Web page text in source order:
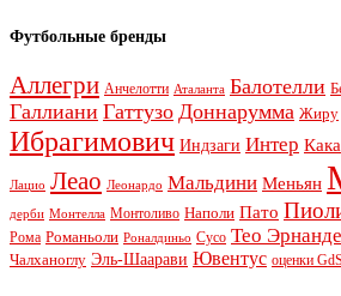
Футбольные бренды
Аллегри Анчелотти Аталанта Балотелли
Галлиани Гаттузо Доннарумма Жиру
Ибрагимович Индзаги Интер Кака
Лацио Леао Леонардо Мальдини Меньян
дерби Монтелла Монтоливо Наполи Пато
Рома Романьоли Роналдиньо Сусо Тео
Чалханоглу Эль-Шаарави Ювентус оценки GdS